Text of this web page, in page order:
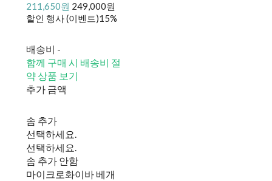
211,650원 249,000원
할인 행사 (이벤트)15%
배송비 -
함께 구매 시 배송비 절
약 상품 보기
추가 금액
솜 추가
선택하세요.
선택하세요.
솜 추가 안함
마이크로화이바 베개